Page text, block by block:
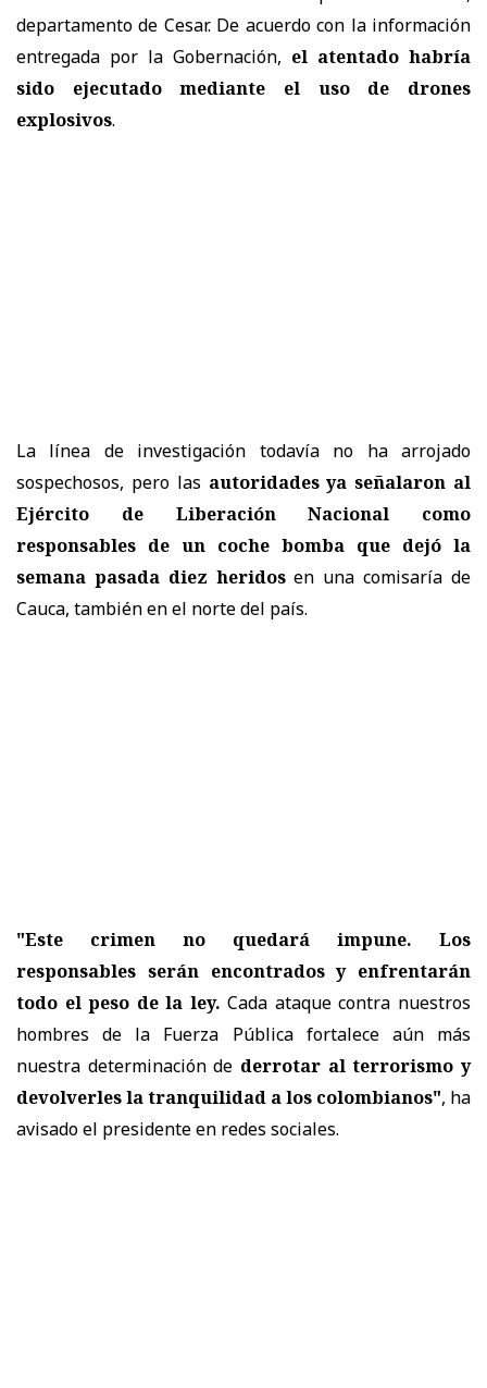
departamento de Cesar. De acuerdo con la información
entregada por la Gobernación, el atentado habría
sido ejecutado mediante el uso de drones
explosivos.
La línea de investigación todavía no ha arrojado
sospechosos, pero las autoridades ya señalaron al
Ejército de Liberación Nacional como
responsables de un coche bomba que dejó la
semana pasada diez heridosen una comisaría de
Cauca, también en el norte del país.
"Este crimen no quedará impune. Los
responsables serán encontrados y enfrentarán
todo el peso de la ley. Cada ataque contra nuestros
hombres de la Fuerza Pública fortalece aún más
nuestra determinación de derrotar al terrorismo y
devolverles la tranquilidad a los colombianos", ha
avisado el presidente en redes sociales.